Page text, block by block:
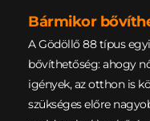
Bármikor
A Gödöllő 88 típus
bővíthetőség: ahogy
igények, az otthon is
szükséges előre